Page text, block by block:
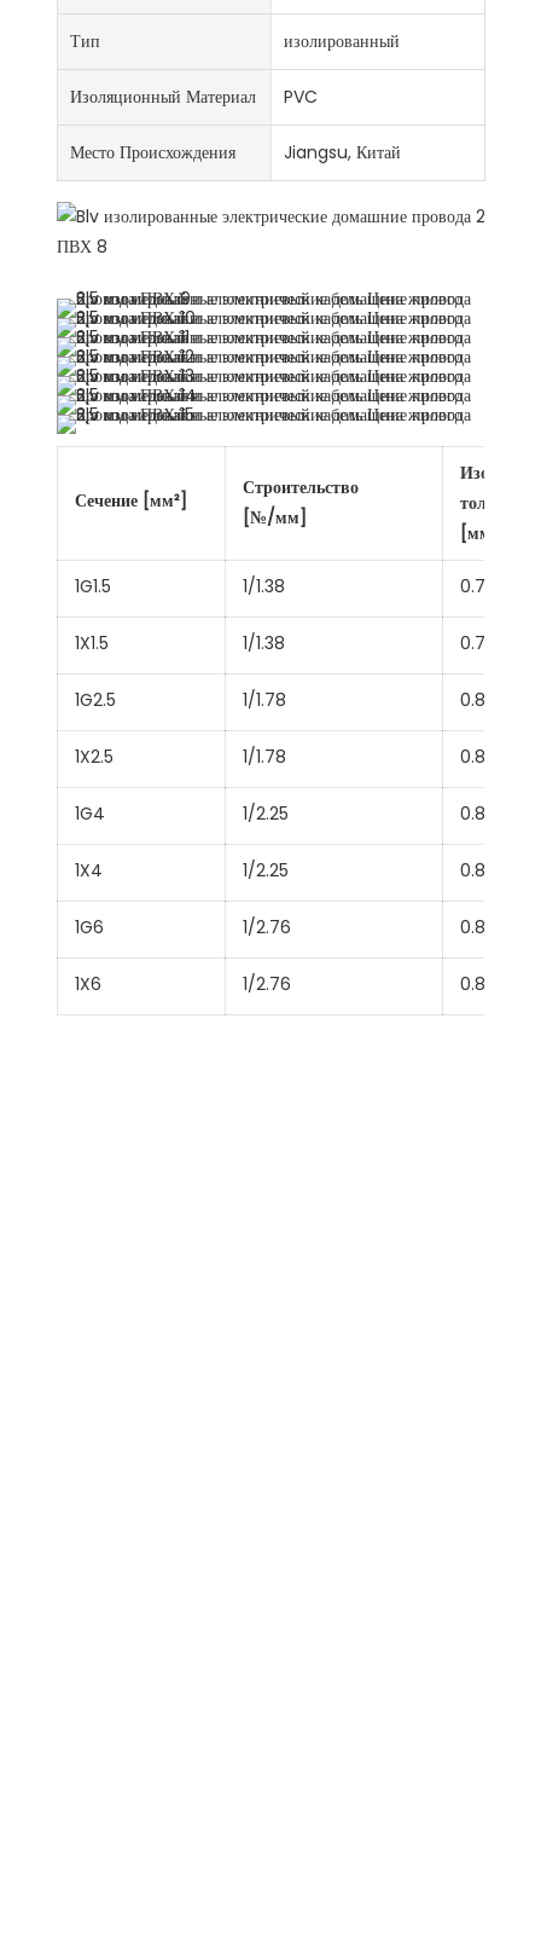
Тип изолированный
Изоляционный Материал PVC
Место Происхождения Jiangsu, Китай
Сечение [мм²]
Строительство
[№/мм]
Изоляция
толщина
[мм]
1G1.5 1/1.38 0.7
1X1.5 1/1.38 0.7
1G2.5 1/1.78 0.8
1X2.5 1/1.78 0.8
1G4 1/2.25 0.8
1X4 1/2.25 0.8
1G6 1/2.76 0.8
1X6 1/2.76 0.8